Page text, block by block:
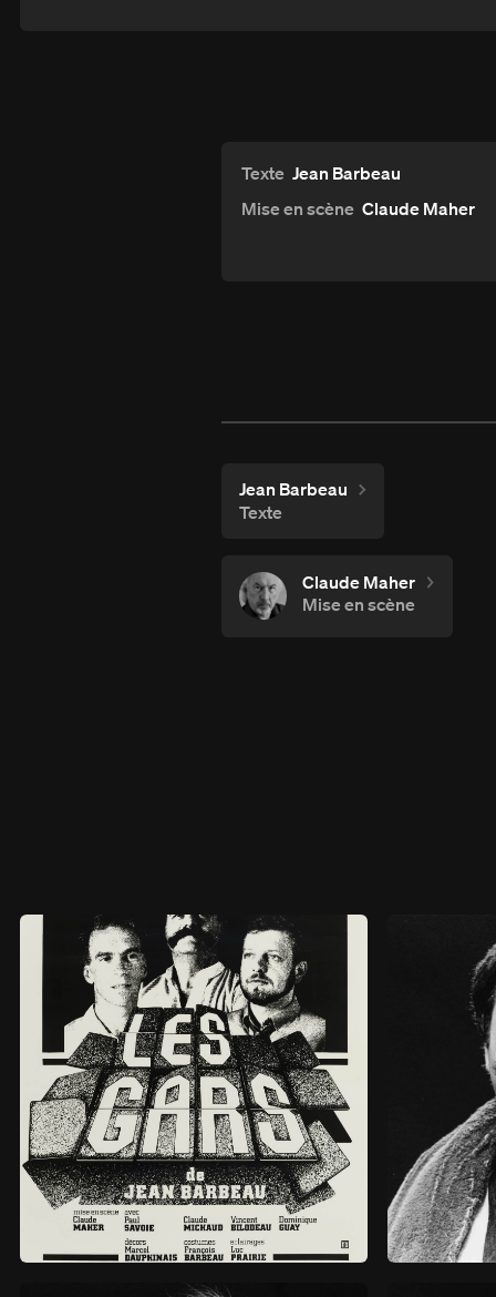
Texte Jean Barbeau
Mise en scène Claude Maher
Jean Barbeau
Texte
Claude Maher
Mise en scène